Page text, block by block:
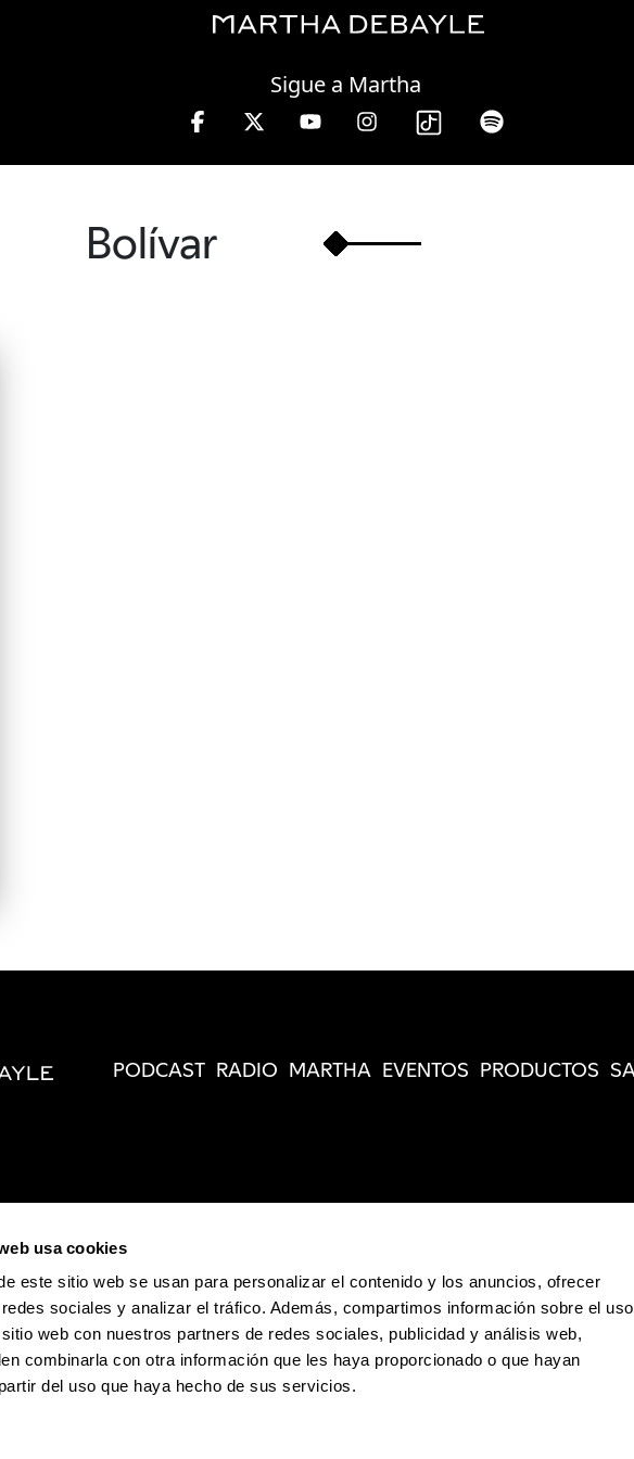
usa cookies
este sitio web se usan para personalizar el contenido y los anuncios, ofrecer
sociales y analizar el tráfico. Además, compartimos información sobre el uso
web con nuestros partners de redes sociales, publicidad y análisis web,
combinarla con otra información que les haya proporcionado o que hayan
del uso que haya hecho de sus servicios.
Sigue a Martha
de 10 a 13 hrs.
Bolívar
PODCAST RADIO MARTHA EVENTOS PRODUCTOS